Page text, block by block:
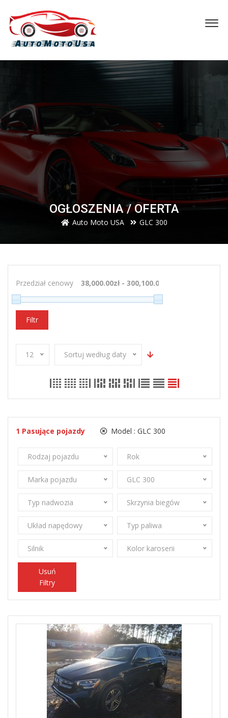
OGŁOSZENIA / OFERTA
Auto Moto USA GLC 300
Przedział cenowy
Filtr
12 Sortuj według daty
1 Pasujące pojazdy Model : GLC 300
Rodzaj pojazdu Rok
Marka pojazdu GLC 300
Typ nadwozia Skrzynia biegów
Układ napędowy Typ paliwa
Silnik Kolor karoserii
Usuń
Filtry